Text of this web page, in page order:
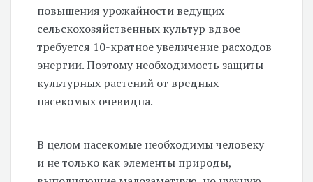
повышения урожайности ведущих
сельскохозяйственных культур вдвое
требуется 10-кратноеувеличение расходов
энергии. Поэтому необходимость защиты
культурных растений от вредных
насекомых очевидна.
В целом насекомые необходимы человеку
и не только как элементы природы,